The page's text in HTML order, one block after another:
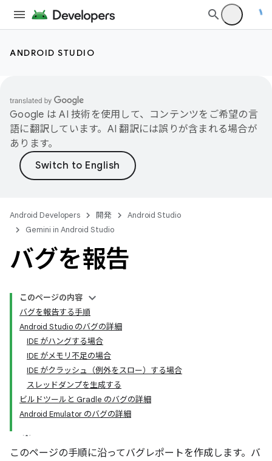
ANDROID STUDIO
Google は AI 技術を使用して、コンテンツをご希望の言
語に翻訳しています。AI 翻訳には誤りが含まれる場合が
あります。
Android Developers 開発
Android Studio
Gemini in Android Studio
バグを報告
このページの内容
バグを報告する手順
Android Studio のバグの詳細
IDE がハングする場合
IDE がメモリ不足の場合
IDE がクラッシュ（例外をスロー）する場合
スレッドダンプを生成する
ビルドツールと Gradle のバグの詳細
Android Emulator のバグの詳細
このページの手順に沿ってバグレポートを作成します。バ